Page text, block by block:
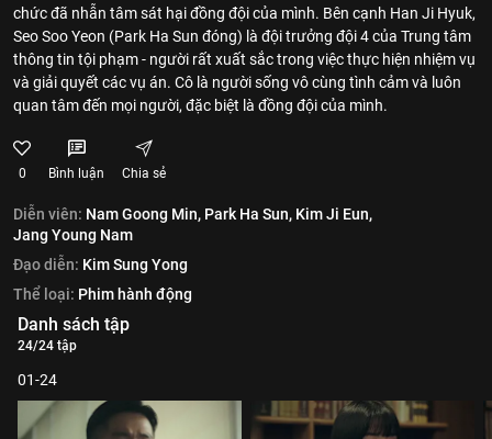
chức đã nhẫn tâm sát hại đồng đội của mình. Bên cạnh Han Ji Hyuk,
Seo Soo Yeon (Park Ha Sun đóng) là đội trưởng đội 4 của Trung tâm
thông tin tội phạm - người rất xuất sắc trong việc thực hiện nhiệm vụ
và giải quyết các vụ án. Cô là người sống vô cùng tình cảm và luôn
quan tâm đến mọi người, đặc biệt là đồng đội của mình.
0 Bình luận Chia sẻ
Diễn viên: Nam Goong Min, Park Ha Sun, Kim Ji Eun,
Jang Young Nam
Đạo diễn: Kim Sung Yong
Thể loại: Phim hành động
Danh sách tập
24/24 tập
01-24